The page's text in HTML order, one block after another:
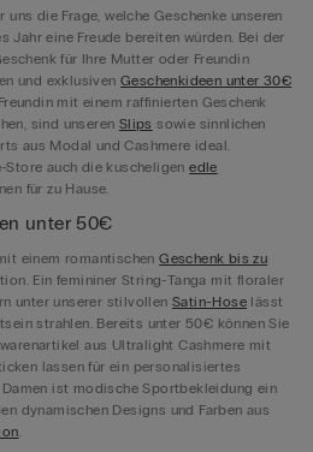
die Frage, welche Geschenke unseren
Jahr eine Freude bereiten würden. Bei der
für Ihre Mutter oder Freundin
und exklusiven Geschenkideen unter 30€
mit einem raffinierten Geschenk
sind unseren Slips sowie sinnlichen
aus Modal und Cashmere ideal.
Store auch die kuscheligenedle
für zu Hause.
unter 50€
einem romantischenGeschenk bis zu
Ein femininer String-Tanga mit floraler
unter unserer stilvollen Satin-Hose lässt
strahlen. Bereits unter 50€ können Sie
aus Ultralight Cashmere mit
lassen für ein personalisiertes
Damen ist modische Sportbekleidung ein
dynamischen Designs und Farben aus
.